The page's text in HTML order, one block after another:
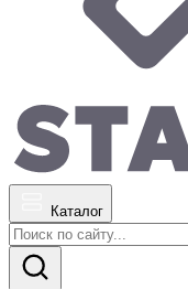
Каталог